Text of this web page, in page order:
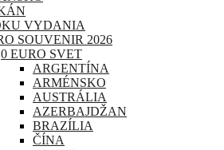
VYDANIA
SOUVENIR 2026
0 EURO SVET
ARGENTÍNA
ARMÉNSKO
AUSTRÁLIA
AZERBAJDŽAN
BRAZÍLIA
ČÍNA